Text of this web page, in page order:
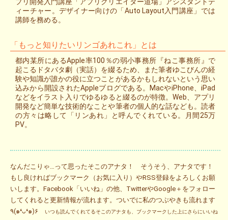
ィーチャー。デザイナー向けの「Auto Layout入門講座」では
講師を務める。
「もっと知りたいリンゴあれこれ」とは
都内某所にあるApple率100％の弱小事務所『ねこ事務所』で
起こるドタバタ劇（実話）を綴るため、また筆者ゆこびんの経
験や知識が誰かの役に立つことがあるかもしれないという思い
込みから開設されたAppleブログである。MacやiPhone、iPad
などをイラスト入りでゆるゆると綴るのが特徴。Web、アプリ
開発など簡単な技術的なことや筆者の個人的な話なども。読者
の方々は略して「リンあれ」と呼んでくれている。月間25万
PV。
なんだこりゃ…って思ったそこのアナタ！ そうそう、アナタです！
もし良ければブックマーク（お気に入り）やRSS登録をよろしくお願
いします。Facebook「いいね」の他、TwitterやGoogle＋をフォロー
してくれると更新情報が流れます。ついでに私のつぶやきも流れます
٩(๑❛ᴗ❛๑)۶
いつも読んでくれてるそこのアナタも、ブックマークした上にさらにいいね